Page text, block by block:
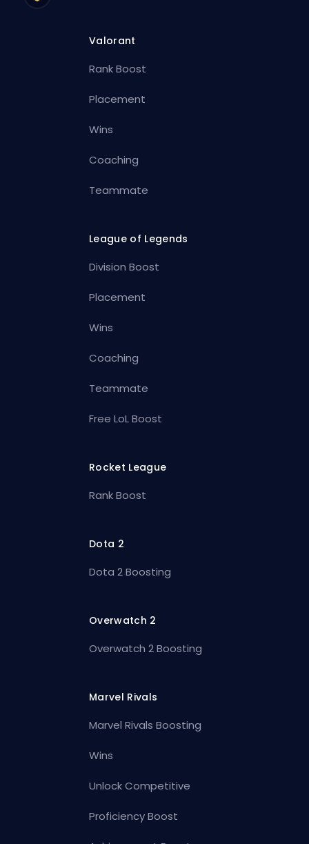
Valorant
Rank Boost
Placement
Wins
Coaching
Teammate
League of Legends
Division Boost
Placement
Wins
Coaching
Teammate
Free LoL Boost
Rocket League
Rank Boost
Dota 2
Dota 2 Boosting
Overwatch 2
Overwatch 2 Boosting
Marvel Rivals
Marvel Rivals Boosting
Wins
Unlock Competitive
Proficiency Boost